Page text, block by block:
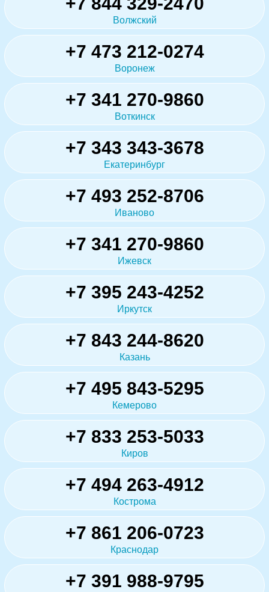
Волжский
+7 473 212-0274
Воронеж
+7 341 270-9860
Воткинск
+7 343 343-3678
Екатеринбург
+7 493 252-8706
Иваново
+7 341 270-9860
Ижевск
+7 395 243-4252
Иркутск
+7 843 244-8620
Казань
+7 495 843-5295
Кемерово
+7 833 253-5033
Киров
+7 494 263-4912
Кострома
+7 861 206-0723
Краснодар
+7 391 988-9795